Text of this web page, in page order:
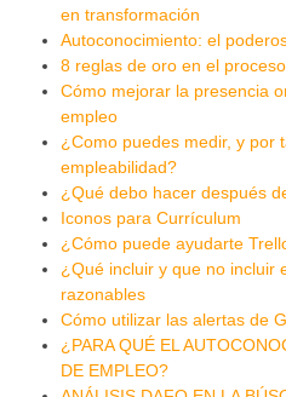
en transformación
Autoconocimiento: el
8 reglas de oro en el
Cómo mejorar la presencia
empleo
¿Como puedes medir, y por
empleabilidad?
¿Qué debo hacer después
Iconos para Currículum
¿Cómo puede ayudarte
¿Qué incluir y que no incluir
razonables
Cómo utilizar las alertas de
¿PARA QUÉ EL
DE EMPLEO?